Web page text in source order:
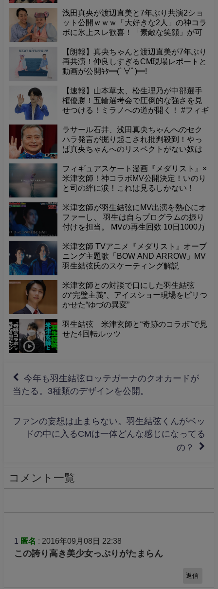
の声が広がる中、話題はMIKIKO先生の神
メッセージへ急展開！カオスな掲示板の
今をチェックｗ
浅田真央が渡辺直美と7年ぶり共演2ショ
ット公開ｗｗｗ「大好きな2人」の神コラ
ボに氷上スレ歓喜！「素敵な笑顔」が可
【朗報】真央ちゃんと渡辺直美が7年ぶり
再共演！仲良しすぎるCM現場レポートと
動画が公開ｷﾀ━(ﾟ∀ﾟ)━!
【速報】山本草太、松生理乃が中部選手
権優勝！五輪選考会で圧倒的な強さを見
せつける！ミラノへの道が開く！ #フィギ
ラサール石井、浅田真央ちゃんへのセク
ハラ発言が掘り起こされ批判殺到！やっ
ぱ真央ちゃんへのリスペクトがない奴は
か！
フィギュアスケート漫画『メダリスト』×
米津玄師！神コラボMV公開決定！いのり
と司の絆に涙！これは見るしかない！
米津玄師が羽生結弦にMV出演を熱心にオ
ファーし、 羽生は自らプログラムの振り
付けを担当。 MVの再生回数 10日1000万
米津玄師 TVアニメ『メダリスト』オープ
ニング主題歌「BOW AND ARROW」MV
羽生結弦氏のスケーティング解説
米津玄師との対談で口にした羽生結弦
の“完璧主義”、アイスショー現場をピリつ
かせた“ゆづの異変”
羽生結弦 米津玄師と“奇跡のコラボ”で見
せた4回転ルッツ
今年も羽生結弦ロッテガーナのクオカードが
当たる。3種類のデザインを公開。
ファンの妄想は止まらない。羽生結弦くんがベッ
ドの中に入るCMは一体どんな感じになってる
の？
コメント一覧
1 匿名 : 2016年09月08日 22:38
この誇り高き美少女っぷりがたまらん
返信